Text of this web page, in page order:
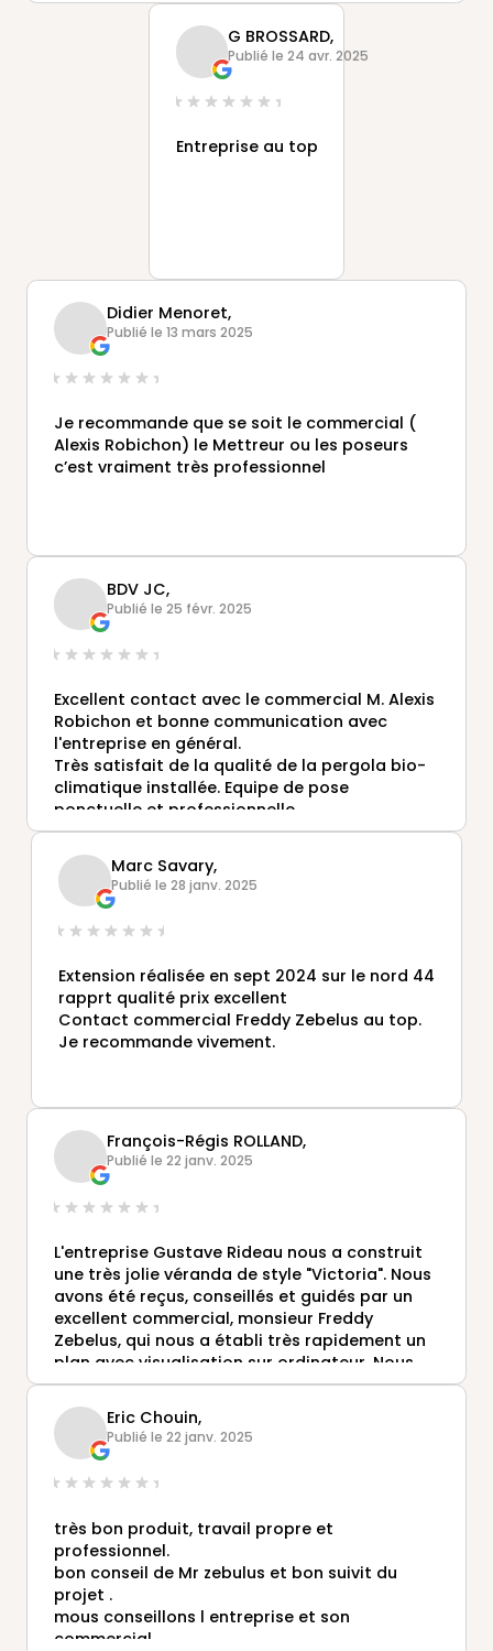
intérieures à faire
Merci pour tout.
Un projet? N’hésitez pas Alexis Rebichon.
G BROSSARD,
Publié le 24 avr. 2025
Entreprise au top
Didier Menoret,
Publié le 13 mars 2025
Je recommande que se soit le commercial (
Alexis Robichon) le Mettreur ou les poseurs
c’est vraiment très professionnel
BDV JC,
Publié le 25 févr. 2025
Excellent contact avec le commercial M. Alexis
Robichon et bonne communication avec
l'entreprise en général.
Très satisfait de la qualité de la pergola bio-
climatique installée. Equipe de pose
ponctuelle et professionnelle.
Entreprise à recommander.
Marc Savary,
Publié le 28 janv. 2025
Extension réalisée en sept 2024 sur le nord 44
rapprt qualité prix excellent
Contact commercial Freddy Zebelus au top.
Je recommande vivement.
François-Régis ROLLAND,
Publié le 22 janv. 2025
L'entreprise Gustave Rideau nous a construit
une très jolie véranda de style "Victoria". Nous
avons été reçus, conseillés et guidés par un
excellent commercial, monsieur Freddy
Zebelus, qui nous a établi très rapidement un
plan avec visualisation sur ordinateur. Nous
avions évidemment consulté diverses
entreprises concurrentes, mais Gustave
Rideau était de très loin la plus réactive et la
plus convaincante . Le résultat est à la
hauteur de nos attentes. Nous tenons à
souligner les mérites de monsieur Zebelus,
mais nous avons aussi été très satisfaits du
travail et de la gentillesse des deux
techniciens qui ont monté la véranda.
Expérience très positive donc, une entreprise
et de vrais professionnels que nous saurions
trop recommander
Eric Chouin,
Publié le 22 janv. 2025
très bon produit, travail propre et
professionnel.
bon conseil de Mr zebulus et bon suivit du
projet .
mous conseillons l entreprise et son
commercial .